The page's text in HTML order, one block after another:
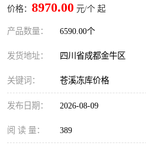
价格： 8970.00 元/个 起
产品数量： 6590.00个
发货地址： 四川省成都金牛区
关键词： 苍溪冻库价格
发布日期： 2026-08-09
阅 读 量： 389